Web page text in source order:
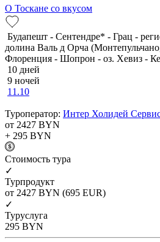
О Тоскане со вкусом
Будапешт - Сентендре* - Грац -
долина Валь д Орча
Флоренция - Шопрон - оз. Хевиз -
10 дней
9 ночей
11.10
Туроператор: Интер Холидей
от 2427 BYN
+ 295 BYN
Cтоимость тура
✓
Турпродукт
от 2427 BYN (695 EUR)
✓
Туруслуга
295 BYN